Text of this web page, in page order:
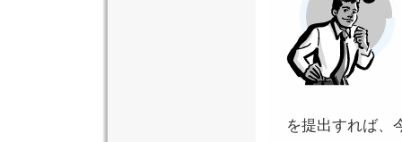
を提出すれば、